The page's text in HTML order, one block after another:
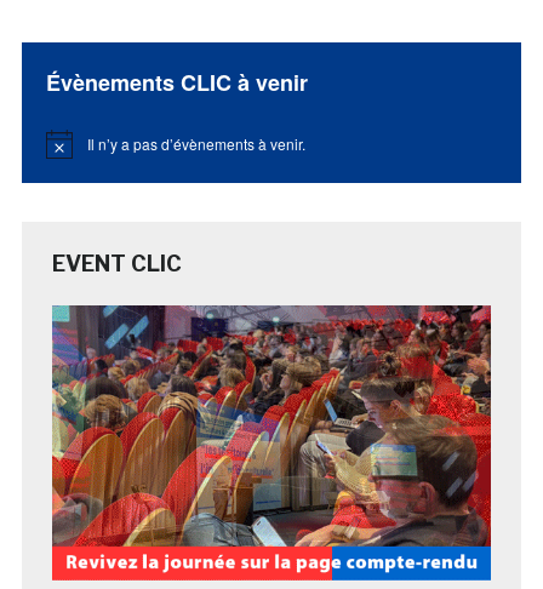
Évènements CLIC à venir
Notice Il n’y a pas d’évènements à venir.
EVENT CLIC